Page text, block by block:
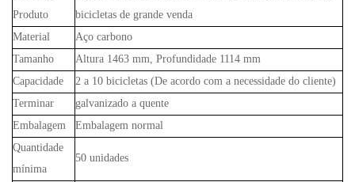
Produto
bicicletas de grande venda
Material
Aço carbono
Tamanho
Altura 1463 mm, Profundidade 1114 mm
Capacidade
2 a 10 bicicletas (De acordo com a necessidade do cliente)
Terminar
galvanizado a quente
Embalagem
Embalagem normal
Quantidade
mínima
50 unidades